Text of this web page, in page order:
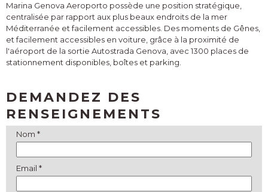
Marina Genova Aeroporto possède une position stratégique,
centralisée par rapport aux plus beaux endroits de la mer
Méditerranée et facilement accessibles. Des moments de Gênes,
et facilement accessibles en voiture, grâce à la proximité de
l'aéroport de la sortie Autostrada Genova, avec 1300 places de
stationnement disponibles, boîtes et parking.
DEMANDEZ DES
RENSEIGNEMENTS
Nom *
Email *